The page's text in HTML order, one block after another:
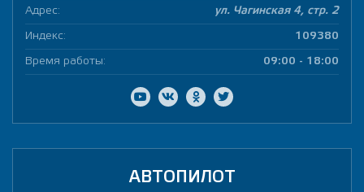
Адрес: ул. Чагинская 4, стр. 2
Индекс: 109380
Время работы: 09:00 - 18:00
АВТОПИЛОТ